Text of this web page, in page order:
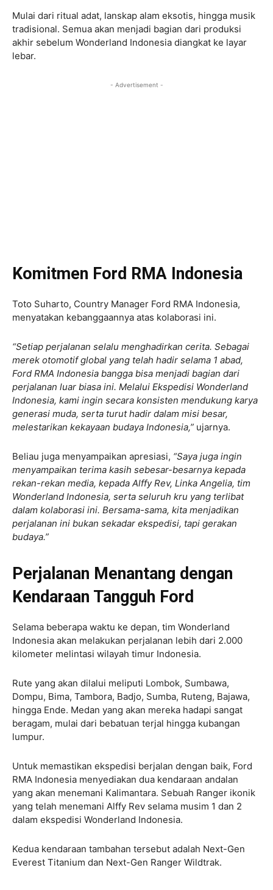
Mulai dari ritual adat, lanskap alam eksotis, hingga musik
tradisional. Semua akan menjadi bagian dari produksi
akhir sebelum Wonderland Indonesia diangkat ke layar
lebar.
- Advertisement -
Komitmen Ford RMA Indonesia
Toto Suharto, Country Manager Ford RMA Indonesia,
menyatakan kebanggaannya atas kolaborasi ini.
“Setiap perjalanan selalu menghadirkan cerita. Sebagai
merek otomotif global yang telah hadir selama 1 abad,
Ford RMA Indonesia bangga bisa menjadi bagian dari
perjalanan luar biasa ini. Melalui Ekspedisi Wonderland
Indonesia, kami ingin secara konsisten mendukung karya
generasi muda, serta turut hadir dalam misi besar,
melestarikan kekayaan budaya Indonesia,” ujarnya.
Beliau juga menyampaikan apresiasi, “Saya juga ingin
menyampaikan terima kasih sebesar-besarnya kepada
rekan-rekan media, kepada Alffy Rev, Linka Angelia, tim
Wonderland Indonesia, serta seluruh kru yang terlibat
dalam kolaborasi ini. Bersama-sama, kita menjadikan
perjalanan ini bukan sekadar ekspedisi, tapi gerakan
budaya.”
Perjalanan Menantang dengan
Kendaraan Tangguh Ford
Selama beberapa waktu ke depan, tim Wonderland
Indonesia akan melakukan perjalanan lebih dari 2.000
kilometer melintasi wilayah timur Indonesia.
Rute yang akan dilalui meliputi Lombok, Sumbawa,
Dompu, Bima, Tambora, Badjo, Sumba, Ruteng, Bajawa,
hingga Ende. Medan yang akan mereka hadapi sangat
beragam, mulai dari bebatuan terjal hingga kubangan
lumpur.
Untuk memastikan ekspedisi berjalan dengan baik, Ford
RMA Indonesia menyediakan dua kendaraan andalan
yang akan menemani Kalimantara. Sebuah Ranger ikonik
yang telah menemani Alffy Rev selama musim 1 dan 2
dalam ekspedisi Wonderland Indonesia.
Kedua kendaraan tambahan tersebut adalah Next-Gen
Everest Titanium dan Next-Gen Ranger Wildtrak.